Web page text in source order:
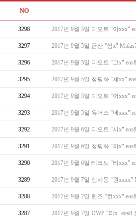
NO
3298 2017년 9월 5일 디오트 "아xxx"
3297 2017년 9월 5일 금산 "쌈x"
3296 2017년 9월 5일 디오트 "그x"
3295 2017년 9월 5일 청평화 "체xx"
3294 2017년 9월 5일 디오트 "어xxx"
3293 2017년 9월 5일 유어스 "메xxx"
3292 2017년 9월 6일 디오트 "시x"
3291 2017년 9월 6일 청평화 "하x"
3290 2017년 9월 6일 테크노 "티xxx"
3289 2017년 9월 7일 신사동 "원xxxx"
3288 2017년 9월 7일 퀸즈 "런xxx"
3287 2017년 9월 7일 DWP "리x" eos8